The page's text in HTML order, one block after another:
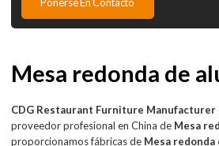
Mesa redonda de
CDG Restaurant Furniture Manufacturer
proveedor profesional en China de Mesa
proporcionamos fábricas de Mesa redonda